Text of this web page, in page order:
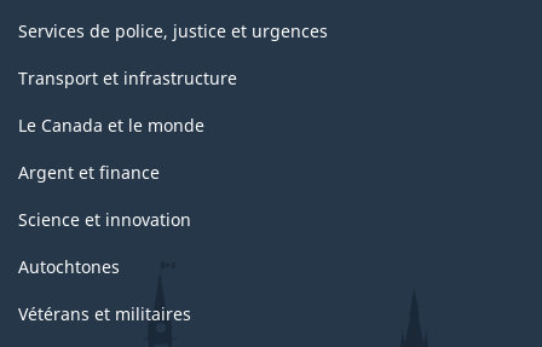
Services de police, justice et urgences
Transport et infrastructure
Le Canada et le monde
Argent et finance
Science et innovation
Autochtones
Vétérans et militaires